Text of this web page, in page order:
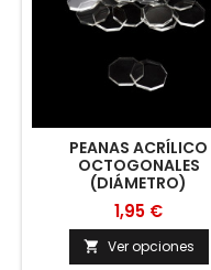
PEANAS ACRÍLICO
OCTOGONALES
(DIÁMETRO)
1,95 €
 Ver opciones